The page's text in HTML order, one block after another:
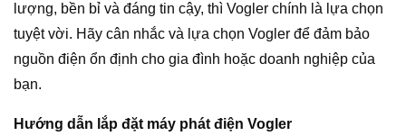
lượng, bền bỉ và đáng tin cậy, thì Vogler chính là lựa chọn
tuyệt vời. Hãy cân nhắc và lựa chọn Vogler để đảm bảo
nguồn điện ổn định cho gia đình hoặc doanh nghiệp của
bạn.
Hướng dẫn lắp đặt máy phát điện Vogler